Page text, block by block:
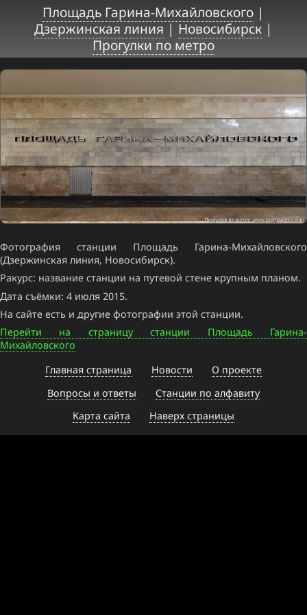
Площадь Гарина-Михайловского |
Дзержинская линия|Новосибирск |
Прогулки по метро
Фотография станции Площадь Гарина-Михайловского
(Дзержинская линия, Новосибирск).
Ракурс: название станции на путевой стене крупным планом.
Дата съёмки: 4 июля 2015.
На сайте есть и другие фотографии этой станции.
Перейти на страницу станции Площадь Гарина-
Михайловского
Главная страница
Новости
О проекте
Вопросы и ответы
Станции по алфавиту
Карта сайта
Наверх страницы